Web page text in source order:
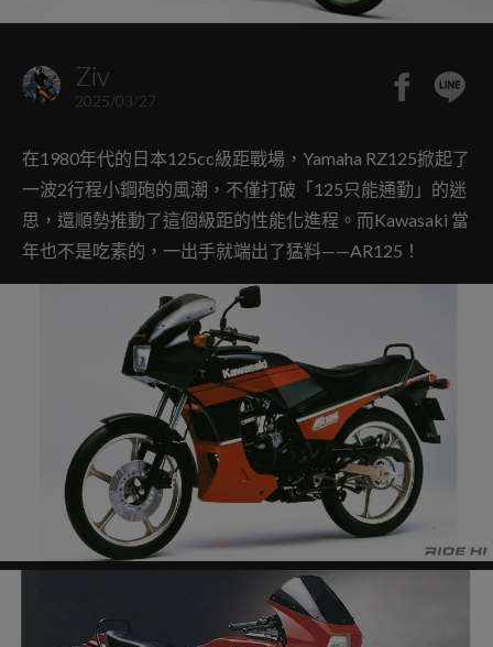
Ziv
2025/03/27
在1980年代的日本125cc級距戰場，Yamaha RZ125掀起了
一波2行程小鋼砲的風潮，不僅打破「125只能通勤」的迷
思，還順勢推動了這個級距的性能化進程。而Kawasaki 當
年也不是吃素的，一出手就端出了猛料——AR125！